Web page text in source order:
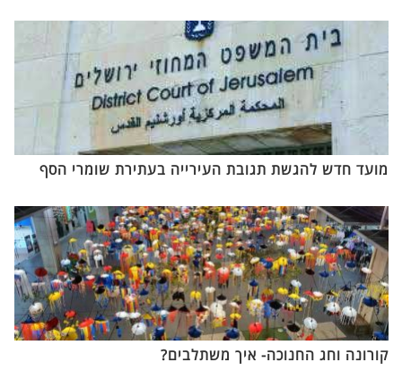
מועד חדש להגשת תגובת העירייה בעתירת שומרי הסף
קורונה וחג החנוכה- איך משתלבים?